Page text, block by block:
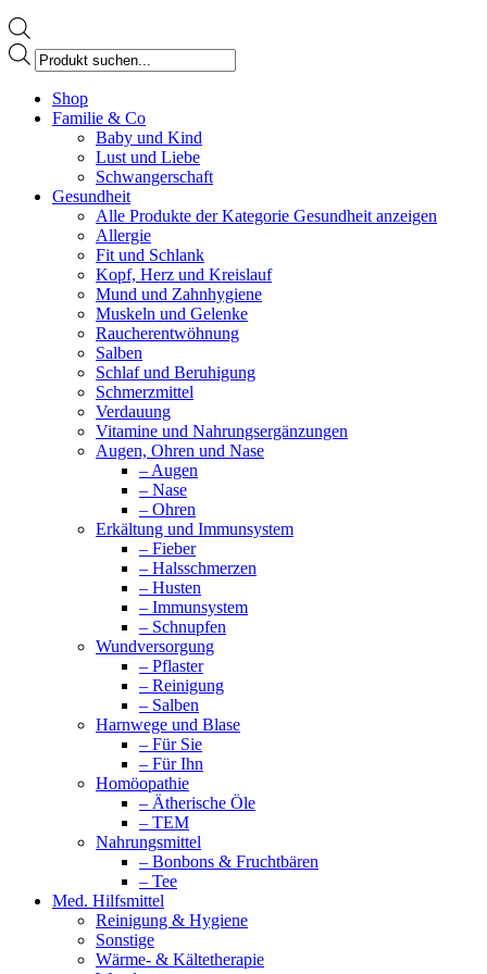
Products
search
page
opens
Shop
Familie & Co
Baby und Kind
Lust und Liebe
Schwangerschaft
Gesundheit
Alle Produkte der Kategorie Gesundheit anzeigen
Allergie
Fit und Schlank
Kopf, Herz und Kreislauf
Mund und Zahnhygiene
Muskeln und Gelenke
Raucherentwöhnung
Salben
Schlaf und Beruhigung
Schmerzmittel
Verdauung
Vitamine und Nahrungsergänzungen
Augen, Ohren und Nase
– Augen
– Nase
– Ohren
Erkältung und Immunsystem
– Fieber
– Halsschmerzen
– Husten
– Immunsystem
– Schnupfen
Wundversorgung
– Pflaster
– Reinigung
– Salben
Harnwege und Blase
– Für Sie
– Für Ihn
Homöopathie
– Ätherische Öle
– TEM
Nahrungsmittel
– Bonbons & Fruchtbären
– Tee
Med. Hilfsmittel
Reinigung & Hygiene
Sonstige
Wärme- & Kältetherapie